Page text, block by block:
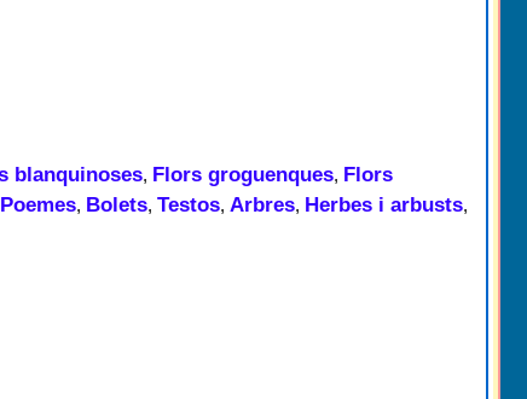
blanquinoses, Flors groguenques, Flors
Poemes, Bolets, Testos, Arbres, Herbes i arbusts,